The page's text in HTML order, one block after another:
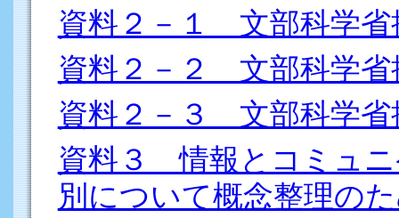
資料２－１ 文部科学省
資料２－２ 文部科学省
資料２－３ 文部科学省
資料３ 情報とコミュ
別について概念整理の